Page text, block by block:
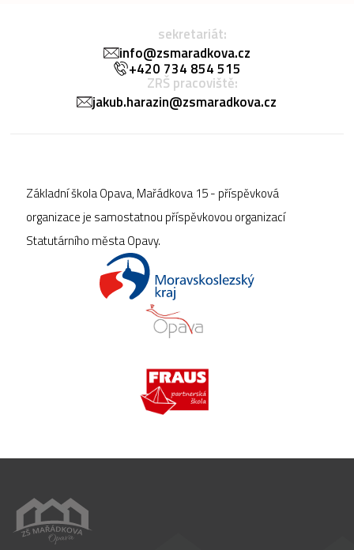
sekretariát:
info@zsmaradkova.cz
+420 734 854 515
ZRŠ pracoviště:
jakub.harazin@zsmaradkova.cz
Základní škola Opava, Mařádkova 15 - příspěvková
organizace je samostatnou příspěvkovou organizací
Statutárního města Opavy.